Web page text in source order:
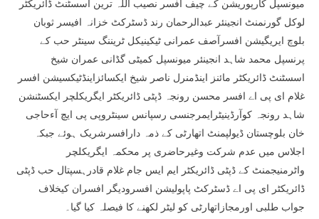
میونسپل کارپوریشن کے چیف افسر نصیب اللہ ترین اسسٹنٹ ڈائریکٹر
لوکل گورنمنٹ انجینئر عبدالرحمان رند ڈسٹرکٹ خزانہ افیسر ثوبان
بلوچ ایریگیشن افسرآصف عمرانی ٹیکینیکل ٹریننگ سینٹر حب کے
پرنسپل محمد شاہد انجینئر میونسپل کمیٹی گڈانی عمران شیخ
اسسٹنٹ ڈائریکٹر مائنز اینڈمنرل ناصر شیخ ایکسائزاینڈٹیکسیشن افسر
غلام ای پی اے افسر محسن رونجہ ڈپٹی ڈائریکٹر ایگریکلچر ایکسٹنشن
شاہد رونجہ کوآرڈینیٹرایمرجنسی رسپانس سینٹروپی پی ایچ آءحاجی
خان بلوچستان ڈیولپمنٹ اتھارٹی کے ذمہ دارافسرشریک ہوئے جبکہ
اجلاس میں عدم شرکت وغیرحاضری پر محکمہ ایگریکلچر
واٹرمنیجمنٹ کے ڈپٹی ڈائریکٹر ایم ایس جام غلام قادرہسپتال حب ڈپٹی
ڈائریکٹر ای پی اے ڈسٹرکٹ پاپولیشن افسرودیگر افسران کیخلاف
جواب طلبی اورمجازاتھارٹی کو لیٹر لکھنے کا فیصلہ کیا گیا۔